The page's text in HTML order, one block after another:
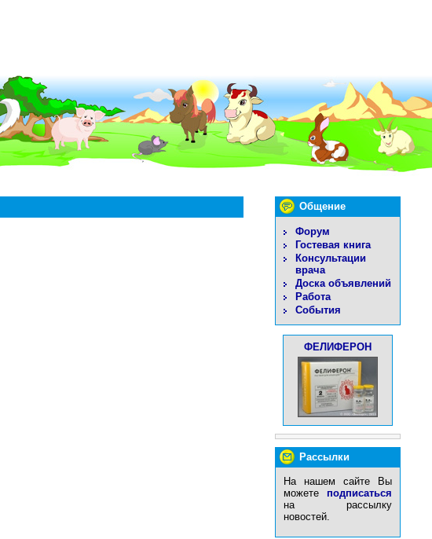
Общение
Форум
Гостевая книга
Консультации
врача
Доска объявлений
Работа
События
ФЕЛИФЕРОН
Рассылки
На нашем сайте Вы
можете подписаться
на рассылку
новостей.